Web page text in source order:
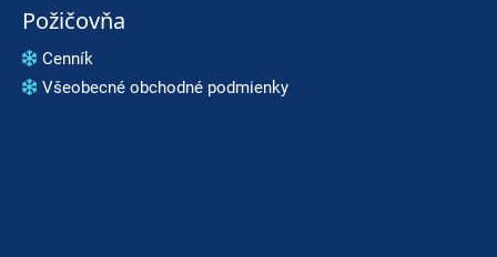
Požičovňa
Cenník
Všeobecné obchodné podmienky